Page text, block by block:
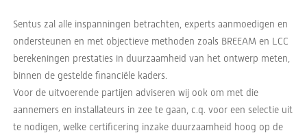
Sentus zal alle inspanningen betrachten, experts aanmoedigen en
ondersteunen en met objectieve methoden zoals BREEAM en LCC
berekeningen prestaties in duurzaamheid van het ontwerp meten,
binnen de gestelde financiële kaders.
Voor de uitvoerende partijen adviseren wij ook om met die
aannemers en installateurs in zee te gaan, c.q. voor een selectie uit
te nodigen, welke certificering inzake duurzaamheid hoog op de